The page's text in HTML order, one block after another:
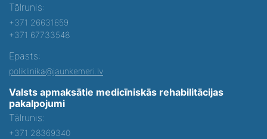
Tālrunis:
+371 26631659
+371 67733548
Epasts:
poliklinika@jaunkemeri.lv
Valsts apmaksātie medicīniskās rehabilitācijas
pakalpojumi
Tālrunis:
+371 28369340